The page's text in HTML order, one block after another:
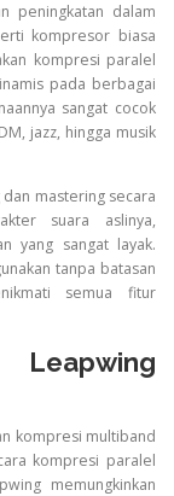
peningkatan dalam
kompresor biasa
kompresi paralel
pada berbagai
sangat cocok
jazz, hingga musik
dan mastering secara
suara aslinya,
yang sangat layak.
tanpa batasan
semua fitur
Leapwing
kompresi multiband
kompresi paralel
memungkinkan